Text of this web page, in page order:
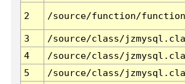
2 /source/function/
3 /source/class/
4
/source/class/
5
/source/class/